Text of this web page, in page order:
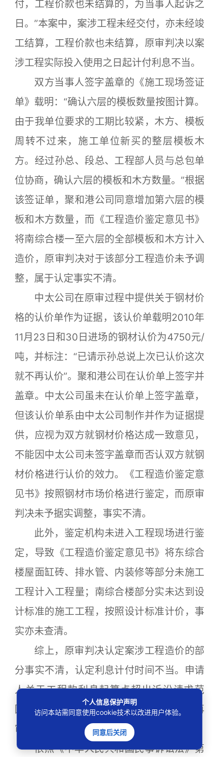
付，工程价款也未结算的，为当事人起诉之
日。”本案中，案涉工程未经交付，亦未经竣
工结算，工程价款也未结算，原审判决以案
涉工程实际投入使用之日起计付利息不当。
双方当事人签字盖章的《施工现场签证
单》载明：“确认六层的模板数量按图计算。
由于我单位要求的工期比较紧，木方、模板
周转不过来，施工单位新买的整层模板木
方。经过孙总、段总、工程部人员与总包单
位协商，确认六层的模板和木方数量。”根据
该签证单，聚和港公司同意增加第六层的模
板和木方数量，而《工程造价鉴定意见书》
将南综合楼一至六层的全部模板和木方计入
造价，原审判决对于该部分工程造价未予调
整，属于认定事实不清。
中太公司在原审过程中提供关于钢材价
格的认价单作为证据，该认价单载明2010年
11月23日和30日进场的钢材认价为4750元/
吨，并标注：“已请示孙总说上次已认价这次
就不再认价”。聚和港公司在认价单上签字并
盖章。中太公司虽未在认价单上签字盖章，
但该认价单系由中太公司制作并作为证据提
供，应视为双方就钢材价格达成一致意见，
不能因中太公司未签字盖章而否认双方就钢
材价格进行认价的效力。《工程造价鉴定意
见书》按照钢材市场价格进行鉴定，而原审
判决未予据实调整，事实不清。
此外，鉴定机构未进入工程现场进行鉴
定，导致《工程造价鉴定意见书》将东综合
楼屋面缸砖、排水管、内装修等部分未施工
工程计入工程量；南综合楼部分实未达到设
计标准的施工工程，按照设计标准计价，事
实亦未查清。
综上，原审判决认定案涉工程造价的部
分事实不清，认定利息计付时间不当。申请
人关于工程款利息起算点超出诉讼请求范
围、鉴定结论与客观事实不符的部分申请再
审理由成立。
依照《中华人民共和国民事诉讼法》第
个人信息保护声明
访问本站需同意使用cookie技术以改进用户体验。
同意后关闭